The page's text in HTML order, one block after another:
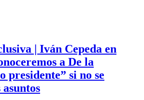
| Iván Cepeda en
a De la
presidente” si no se